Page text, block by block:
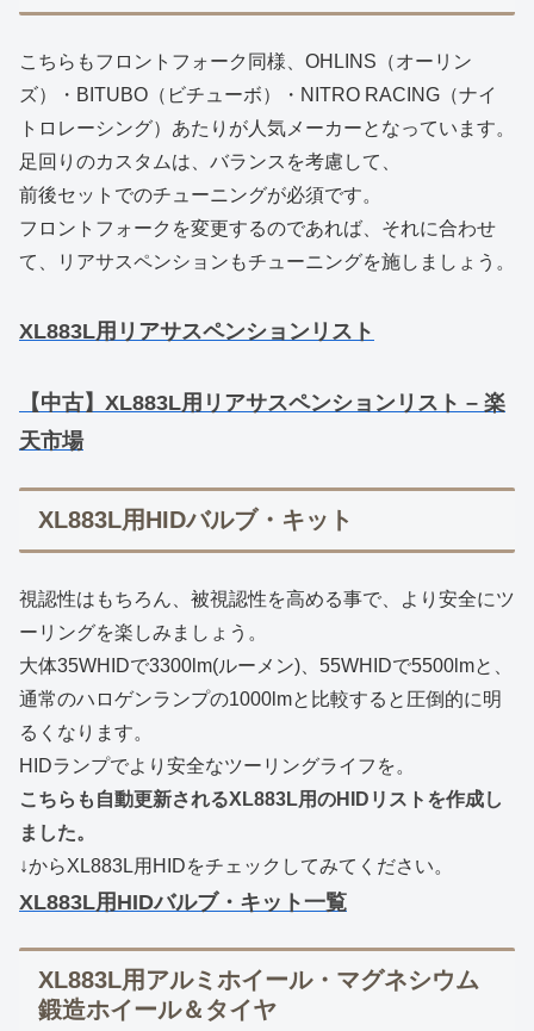
こちらもフロントフォーク同様、OHLINS（オーリン
ズ）・BITUBO（ビチューボ）・NITRO RACING（ナイ
トロレーシング）あたりが人気メーカーとなっています。
足回りのカスタムは、バランスを考慮して、
前後セットでのチューニングが必須です。
フロントフォークを変更するのであれば、それに合わせ
て、リアサスペンションもチューニングを施しましょう。
XL883L用リアサスペンションリスト
【中古】XL883L用リアサスペンションリスト – 楽
天市場
XL883L用HIDバルブ・キット
視認性はもちろん、被視認性を高める事で、より安全にツ
ーリングを楽しみましょう。
大体35WHIDで3300lm(ルーメン)、55WHIDで5500lmと、
通常のハロゲンランプの1000lmと比較すると圧倒的に明
るくなります。
HIDランプでより安全なツーリングライフを。
こちらも自動更新されるXL883L用のHIDリストを作成し
ました。
↓からXL883L用HIDをチェックしてみてください。
XL883L用HIDバルブ・キット一覧
XL883L用アルミホイール・マグネシウム
鍛造ホイール＆タイヤ